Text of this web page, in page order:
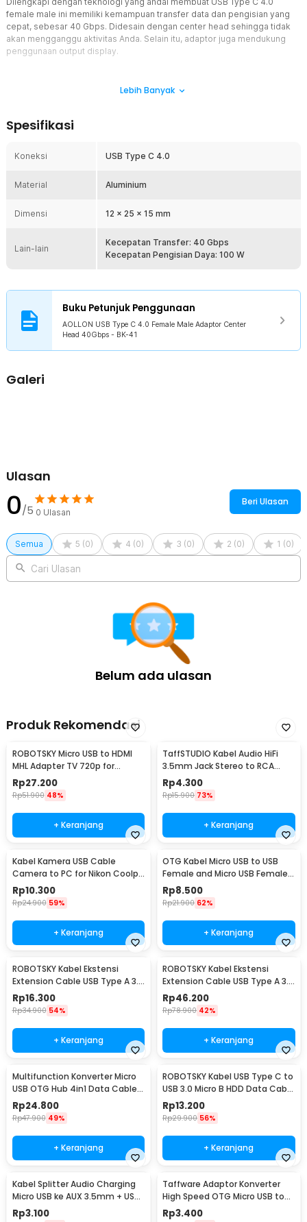
female male ini memiliki kemampuan transfer data dan pengisian yang
cepat, sebesar 40 Gbps. Didesain dengan center head sehingga tidak
akan mengganggu aktivitas Anda. Selain itu, adaptor juga mendukung
penggunaan output display.
berpengaruh dalam memberikan performa kecepatan dan juga
cepat setara 40 Gbps atau kecepatan pengisian daya 100 W.
Adaptor ini memiliki desain unik yang membengkok 90 derajat,
tempat. Dengan bentuk menyerupai huruf L, memberikan ruang
Mudah Terhubung ke Port Female
Anda tidak perlu lagi khawatir tentang posisi pemasangan karena
menghindari kerusakan akibat tekukan yang sering terjadi karena
ruang penggunaan yang terbatas.
Terbuat dari Material Berkualitas
Dibuat dari material aluminium berkualitas terbaik, adaptor ini
menjamin kekuatan, ketahanan, dan keawetan untuk penggunaan
Lebih Banyak
Spesifikasi
Koneksi USB Type C 4.0
Material Aluminium
Dimensi 12 x 25 x 15 mm
Lain-lain
Kecepatan Transfer: 40 Gbps
Kecepatan Pengisian Daya: 100 W
Buku Petunjuk Penggunaan
AOLLON USB Type C 4.0 Female Male Adaptor Center
Head 40Gbps - BK-41
Galeri
Ulasan
0/5 0 Ulasan
Beri Ulasan
Semua 5 (0) 4 (0) 3 (0) 2 (0) 1 (0)
Cari Ulasan
Belum ada ulasan
Produk Rekomendasi
ROBOTSKY Micro USB to HDMI
MHL Adapter TV 720p for
Smartphone - S2
Rp27.200
Rp51.900 48%
+ Keranjang
TaffSTUDIO Kabel Audio HiFi
3.5mm Jack Stereo to RCA
Male AUX TPE A 1M - S-PC-521
Rp4.300
Rp15.900 73%
+ Keranjang
Kabel Kamera USB Cable
Camera to PC for Nikon Coolpix
1.5 M - UC-E6
Rp10.300
Rp24.900 59%
+ Keranjang
OTG Kabel Micro USB to USB
Female and Micro USB Female
18cm - A-UOY-02
Rp8.500
Rp21.900 62%
+ Keranjang
ROBOTSKY Kabel Ekstensi
Extension Cable USB Type A 3.0
Male ke Female 1.5M - A27
Rp16.300
Rp34.900 54%
+ Keranjang
ROBOTSKY Kabel Ekstensi
Extension Cable USB Type A 3.0
Male ke Female 5M - A27
Rp46.200
Rp78.900 42%
+ Keranjang
Multifunction Konverter Micro
USB OTG Hub 4in1 Data Cable
& Charge 3 Port - M3H4
Rp24.800
Rp47.900 49%
+ Keranjang
ROBOTSKY Kabel USB Type C to
USB 3.0 Micro B HDD Data Cable
1M - SGC10
Rp13.200
Rp29.900 56%
+ Keranjang
Kabel Splitter Audio Charging
Micro USB ke AUX 3.5mm + USB
Male 50cm - V835
Rp3.100
Taffware Adaptor Konverter
High Speed OTG Micro USB to
USB Type C 3.1 - US189
Rp3.400